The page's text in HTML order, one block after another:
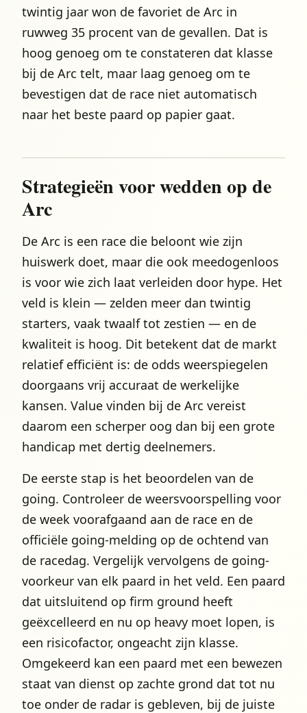
twintig jaar won de favoriet de Arc in
ruwweg 35 procent van de gevallen. Dat is
hoog genoeg om te constateren dat klasse
bij de Arc telt, maar laag genoeg om te
bevestigen dat de race niet automatisch
naar het beste paard op papier gaat.
Strategieën voor wedden op de
Arc
De Arc is een race die beloont wie zijn
huiswerk doet, maar die ook meedogenloos
is voor wie zich laat verleiden door hype. Het
veld is klein — zelden meer dan twintig
starters, vaak twaalf tot zestien — en de
kwaliteit is hoog. Dit betekent dat de markt
relatief efficiënt is: de odds weerspiegelen
doorgaans vrij accuraat de werkelijke
kansen. Value vinden bij de Arc vereist
daarom een scherper oog dan bij een grote
handicap met dertig deelnemers.
De eerste stap is het beoordelen van de
going. Controleer de weersvoorspelling voor
de week voorafgaand aan de race en de
officiële going-melding op de ochtend van
de racedag. Vergelijk vervolgens de going-
voorkeur van elk paard in het veld. Een paard
dat uitsluitend op firm ground heeft
geëxcelleerd en nu op heavy moet lopen, is
een risicofactor, ongeacht zijn klasse.
Omgekeerd kan een paard met een bewezen
staat van dienst op zachte grond dat tot nu
toe onder de radar is gebleven, bij de juiste